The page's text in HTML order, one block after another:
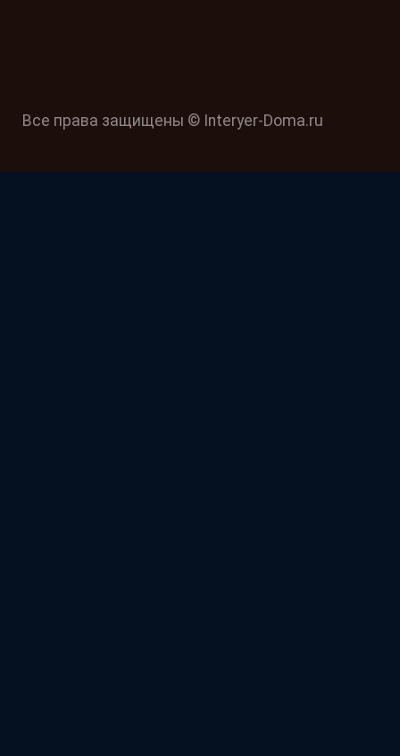
Все права защищены © Interyer-Doma.ru